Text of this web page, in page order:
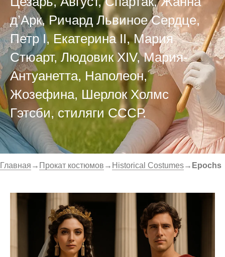
д’Арк, Ричард Львиное Сердце,
Петр I, Екатерина II, Мария
Стюарт, Людовик XIV, Мария-
Антуанетта, Наполеон,
Жозефина, Шерлок Холмс
Гэтсби, стиляги СССР.
Главная → Прокат костюмов → Historical Costumes→ Epochs